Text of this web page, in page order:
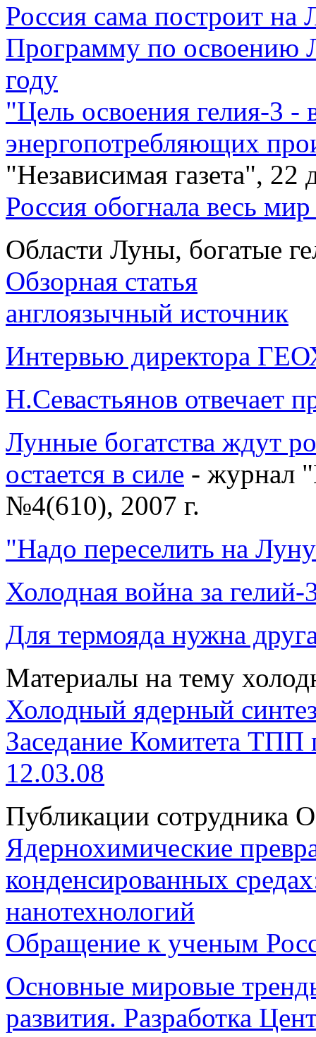
Россия сама построит
Программу по освоению
году
"Цель освоения гелия-3 -
энергопотребляющих
"Независимая газета", 22
Россия обогнала весь
Области Луны, богатые
Обзорная статья
англоязычный источник
Интервью директора
Н.Севастьянов отвечает
Лунные богатства ждут
остается в силе - журнал
№4(610), 2007 г.
"Надо переселить на
Холодная война за гелий-
Для термояда нужна
Материалы на тему
Холодный ядерный
Заседание Комитета
12.03.08
Публикации
Ядернохимические
конденсированных
нанотехнологий
Обращение к ученым
Основные мировые
развития. Разработка